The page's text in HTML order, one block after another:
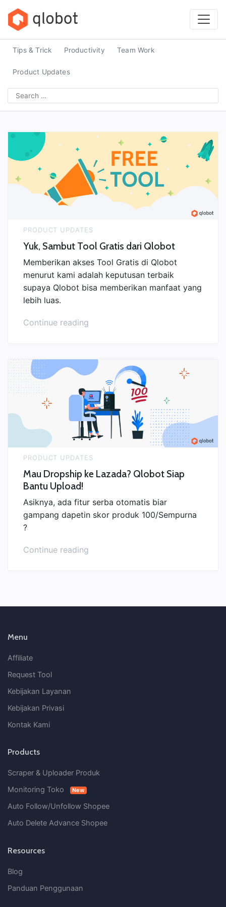
content
Tips & Trick Productivity Team Work
Product Updates
Search
for:
PRODUCT UPDATES
Yuk, Sambut Tool Gratis dari Qlobot
Memberikan akses Tool Gratis di Qlobot
menurut kami adalah keputusan terbaik
supaya Qlobot bisa memberikan manfaat yang
lebih luas.
Continue reading
Gratis
dari
Qlobot”
PRODUCT UPDATES
Mau Dropship ke Lazada? Qlobot Siap
Bantu Upload!
Asiknya, ada fitur serba otomatis biar
gampang dapetin skor produk 100/Sempurna
?
Continue reading
Menu
Affiliate
Request Tool
Kebijakan Layanan
Kebijakan Privasi
Kontak Kami
Products
Scraper & Uploader Produk
Monitoring Toko
New
Auto Follow/Unfollow Shopee
Auto Delete Advance Shopee
Resources
Blog
Panduan Penggunaan